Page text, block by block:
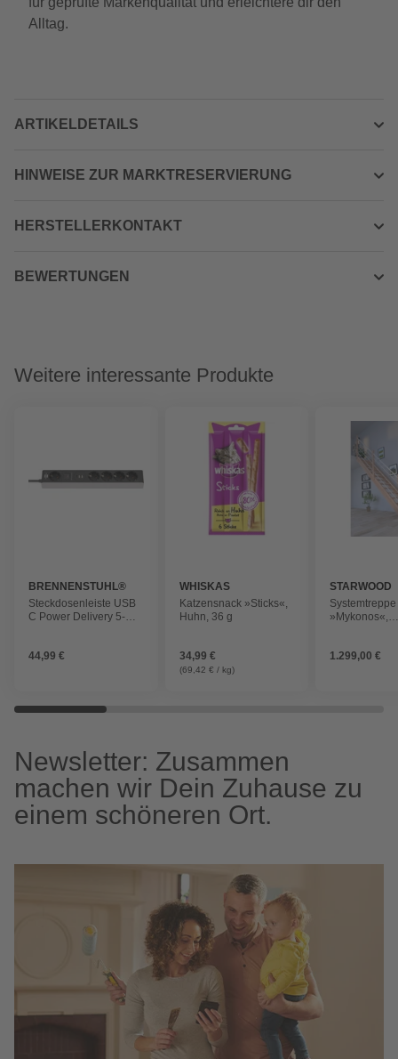
Alltag.
ARTIKELDETAILS
HINWEISE ZUR MARKTRESERVIERUNG
HERSTELLERKONTAKT
BEWERTUNGEN
Weitere interessante Produkte
BRENNENSTUHL®
Steckdosenleiste USB
C Power Delivery 5-
44,99 €
WHISKAS
Katzensnack »Sticks«,
Huhn, 36 g
34,99 €
(69,42 € / kg)
STARWOOD
Systemtreppe
»Mykonos«,
280 cm
1.299,00 €
Newsletter: Zusammen
machen wir Dein Zuhause zu
einem schöneren Ort.